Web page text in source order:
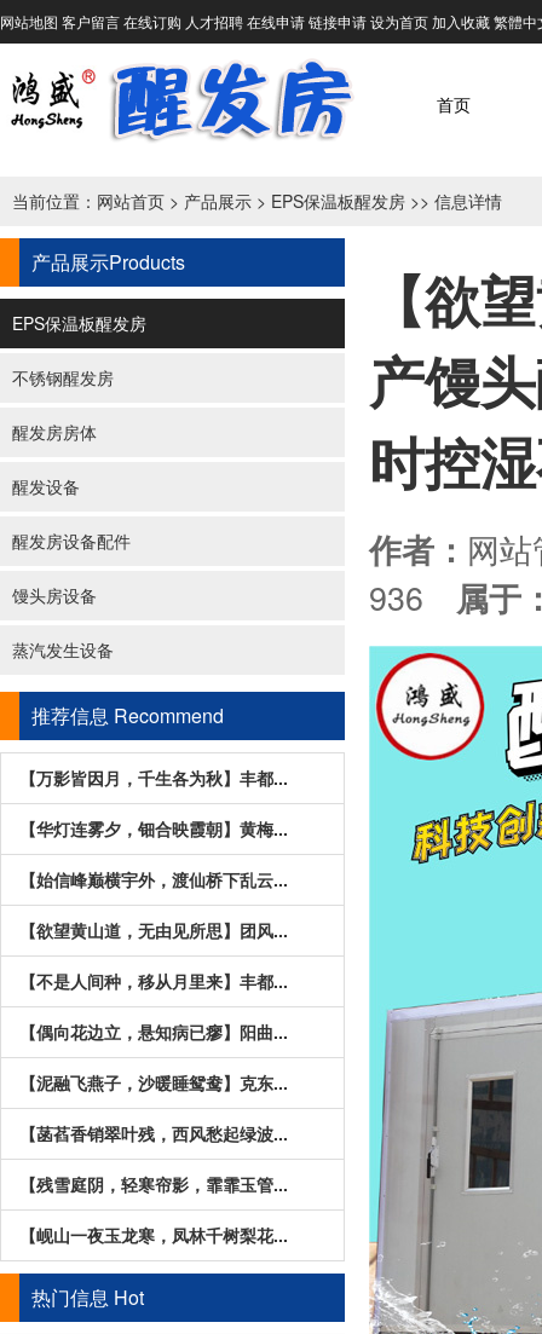
网站地图 客户留言在线订购 人才招聘在线申请链接申请设为首页加入收藏繁體中
首页
当前位置： 网站首页 > 产品展示 > EPS保温板醒发房 >> 信息详情
产品展示Products
EPS保温板醒发房
不锈钢醒发房
醒发房房体
醒发设备
醒发房设备配件
馒头房设备
蒸汽发生设备
推荐信息 Recommend
【万影皆因月，千生各为秋】丰都...
【华灯连雾夕，钿合映霞朝】黄梅...
【始信峰巅横宇外，渡仙桥下乱云...
【欲望黄山道，无由见所思】团风...
【不是人间种，移从月里来】丰都...
【偶向花边立，悬知病已瘳】阳曲...
【泥融飞燕子，沙暖睡鸳鸯】克东...
【菡萏香销翠叶残，西风愁起绿波...
【残雪庭阴，轻寒帘影，霏霏玉管...
【岘山一夜玉龙寒，凤林千树梨花...
热门信息 Hot
【欲
产馒
时控
作者： 网
936 属于